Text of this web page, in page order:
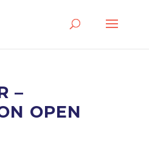
–
OPEN